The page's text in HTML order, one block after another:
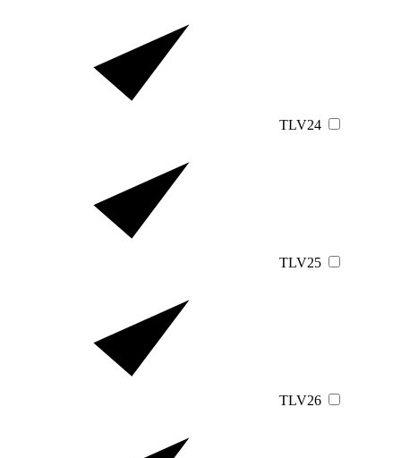
TLV24
TLV25
TLV26